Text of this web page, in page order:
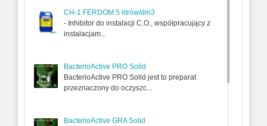
CH-1 FERDOM 5 litrów/dm3
- Inhibitor do instalacji C.O., współpracujący z
instalacjam...
BacterioActive PRO Solid
BacterioActive PRO Solid jest to preparat
przeznaczony do oczyszc...
BacterioActive GRA Solid